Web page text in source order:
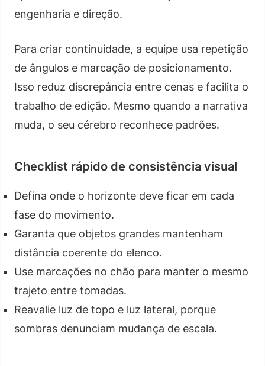
engenharia e direção.
Para criar continuidade, a equipe usa repetição
de ângulos e marcação de posicionamento.
Isso reduz discrepância entre cenas e facilita o
trabalho de edição. Mesmo quando a narrativa
muda, o seu cérebro reconhece padrões.
Checklist rápido de consistência visual
Defina onde o horizonte deve ficar em cada
fase do movimento.
Garanta que objetos grandes mantenham
distância coerente do elenco.
Use marcações no chão para manter o mesmo
trajeto entre tomadas.
Reavalie luz de topo e luz lateral, porque
sombras denunciam mudança de escala.